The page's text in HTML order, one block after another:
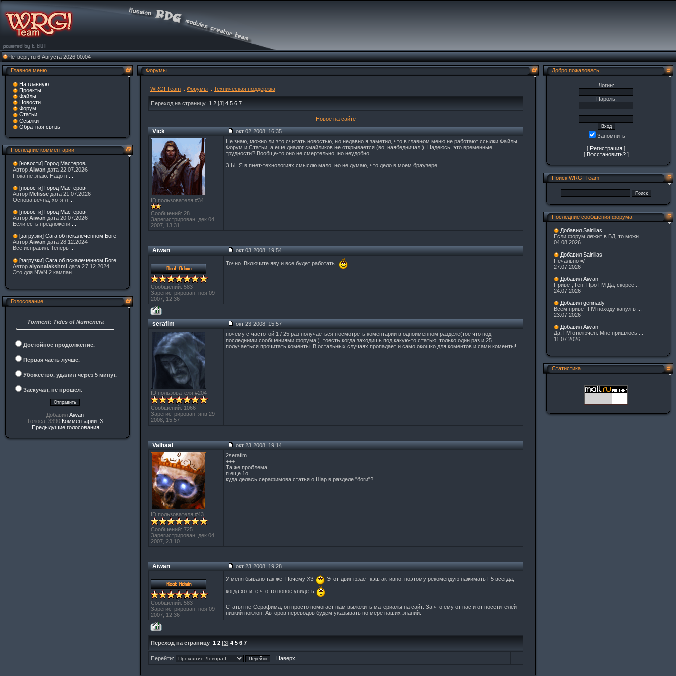
Четверг, ru 6 Августа 2026 00:04
Главное меню
На главную
Проекты
Файлы
Новости
Форум
Статьи
Ссылки
Обратная связь
Последние комментарии
[новости] Город Мастеров
Автор Aiwan дата 22.07.2026
Пока не знаю. Надо п
[новости] Город Мастеров
Автор Melisse дата 21.07.2026
Основа вечна, хотя л
[новости] Город Мастеров
Автор Aiwan дата 20.07.2026
Если есть предложени
[загрузки] Сага об пскалеченном Боге
Автор Aiwan дата 28.12.2024
Все исправил. Теперь
[загрузки] Сага об пскалеченном Боге
Автор alyonalakshmi дата 27.12.2024
Это для NWN 2 кампан ...
Голосование
Torment: Tides of Numenera
Достойное продолжение.
Первая часть лучше.
Убожество, удалил через 5 минут.
Заскучал, не прошел.
Добавил Aiwan
Голоса: 3390 Комментарии: 3
Предыдущие голосования
Форумы
WRG! Team :: Форумы :: Техническая поддержка
Переход на страницу 1 2 [3] 4 5 6 7
Новое на сайте
Vick окт 02 2008, 16:35
ID пользователя #34
Сообщений: 28
Зарегистрирован: дек 04
2007, 13:31
Не знаю, можно ли это считать новостью, но недавно я заметил, что в главном меню не работают ссылки Файлы,
Форум и Статьи, а еще диалог смайликов не открывается (во, наябедничал!). Надеюсь, это временные
трудности? Вообще-то оно не смертельно, но неудобно.
З.Ы. Я в пнет-технологиях смыслю мало, но не думаю, что дело в моем браузере
Aiwan окт 03 2008, 19:54
Сообщений: 583
Зарегистрирован: ноя 09
2007, 12:36
Точно. Включите яву и все будет работать.
serafim окт 23 2008, 15:57
ID пользователя #204
Сообщений: 1066
Зарегистрирован: янв 29
2008, 15:57
почему с частотой 1 / 25 раз получаеться посмотреть коментарии в одноименном разделе(тое что под
последними сообщениями форума!). тоесть когда заходишь под какую-то статью, только один раз и 25
получаеться прочитать коменты. В остальных случаях пропадает и само окошко для коментов и сами коменты!
Valhaal окт 23 2008, 19:14
ID пользователя #43
Сообщений: 725
Зарегистрирован: дек 04
2007, 23:10
2serafim
+++
Та же проблема
п еще 1о...
куда делась серафимова статья о Шар в разделе "боги"?
Aiwan окт 23 2008, 19:28
Сообщений: 583
Зарегистрирован: ноя 09
2007, 12:36
У меня бывало так же. Почему ХЗ
Этот двиг юзает кэш активно, поэтому рекомендую нажимать F5 всегда,
когда хотите что-то новое увидеть
Статья не Серафима, он просто помогает нам выложить материалы на сайт. За что ему от нас и от посетителей
низкий поклон. Авторов переводов будем указывать по мере наших знаний.
Переход на страницу 1 2 [3] 4 5 6 7
Перейти: Наверх
Добро пожаловать,
Логин:
Пароль:
Запомнить
[ Регистрация ]
[ Восстановить?]
Поиск WRG! Team
Последние сообщения форума
Добавил Sairilias
Если форум лежит в БД, то можн...
04.08.2026
Добавил Sairilias
Печально =/
27.07.2026
Добавил Aiwan
Привет, Ген! Про ГМ Да, скорее...
24.07.2026
Добавил gennady
Всем привет!ГМ походу канул в ...
23.07.2026
Добавил Aiwan
Да, ГМ отключен. Мне пришлось ...
11.07.2026
Статистика